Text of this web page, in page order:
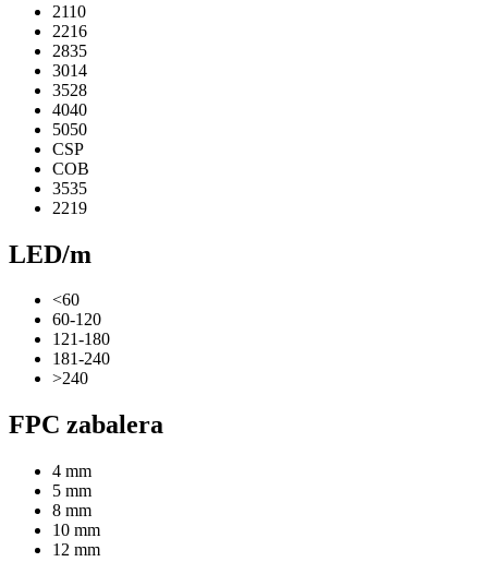
2110
2216
2835
3014
3528
4040
5050
CSP
COB
3535
2219
LED/m
<60
60-120
121-180
181-240
>240
FPC zabalera
4 mm
5 mm
8 mm
10 mm
12 mm